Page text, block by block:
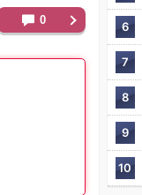
0 6
7
8
9
10